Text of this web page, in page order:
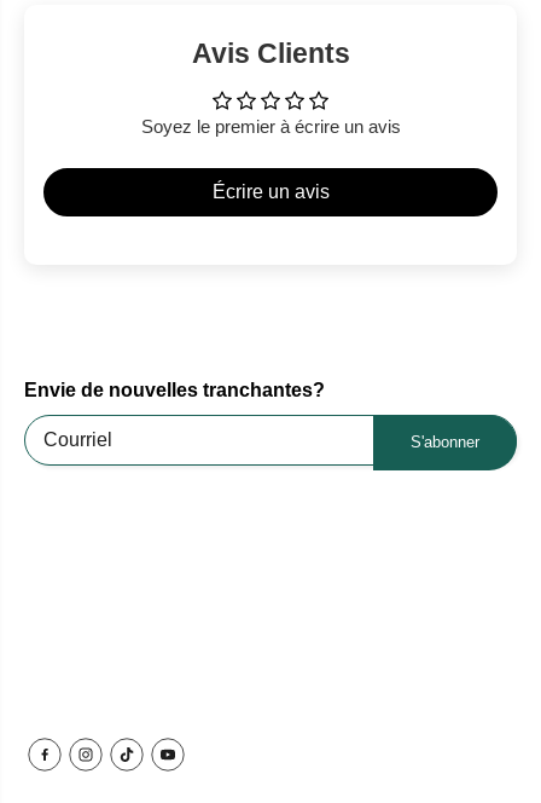
Avis Clients
Soyez le premier à écrire un avis
Écrire un avis
Envie de nouvelles tranchantes?
S'abonner